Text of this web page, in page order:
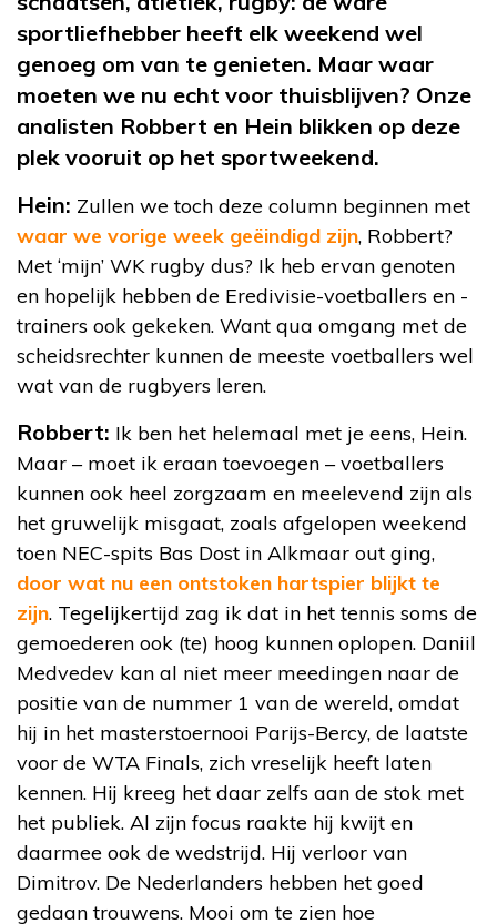
sportliefhebber heeft elk weekend wel
genoeg om van te genieten. Maar waar
moeten we nu echt voor thuisblijven? Onze
analisten Robbert en Hein blikken op deze
plek vooruit op het sportweekend.
Hein: Zullen we toch deze column beginnen met
waar we vorige week geëindigd zijn, Robbert?
Met ‘mijn’ WK rugby dus? Ik heb ervan genoten
en hopelijk hebben de Eredivisie-voetballers en -
trainers ook gekeken. Want qua omgang met de
scheidsrechter kunnen de meeste voetballers wel
wat van de rugbyers leren.
Robbert: Ik ben het helemaal met je eens, Hein.
Maar – moet ik eraan toevoegen – voetballers
kunnen ook heel zorgzaam en meelevend zijn als
het gruwelijk misgaat, zoals afgelopen weekend
toen NEC-spits Bas Dost in Alkmaar out ging,
door wat nu een ontstoken hartspier blijkt te
zijn. Tegelijkertijd zag ik dat in het tennis soms de
gemoederen ook (te) hoog kunnen oplopen. Daniil
Medvedev kan al niet meer meedingen naar de
positie van de nummer 1 van de wereld, omdat
hij in het masterstoernooi Parijs-Bercy, de laatste
voor de WTA Finals, zich vreselijk heeft laten
kennen. Hij kreeg het daar zelfs aan de stok met
het publiek. Al zijn focus raakte hij kwijt en
daarmee ook de wedstrijd. Hij verloor van
Dimitrov. De Nederlanders hebben het goed
gedaan trouwens. Mooi om te zien hoe